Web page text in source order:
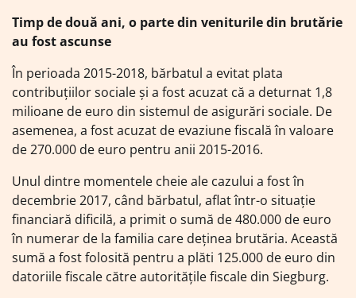
Timp de două ani, o parte din veniturile din brutărie
au fost ascunse
În perioada 2015-2018, bărbatul a evitat plata
contribuțiilor sociale și a fost acuzat că a deturnat 1,8
milioane de euro din sistemul de asigurări sociale. De
asemenea, a fost acuzat de evaziune fiscală în valoare
de 270.000 de euro pentru anii 2015-2016.
Unul dintre momentele cheie ale cazului a fost în
decembrie 2017, când bărbatul, aflat într-o situație
financiară dificilă, a primit o sumă de 480.000 de euro
în numerar de la familia care deținea brutăria. Această
sumă a fost folosită pentru a plăti 125.000 de euro din
datoriile fiscale către autoritățile fiscale din Siegburg.